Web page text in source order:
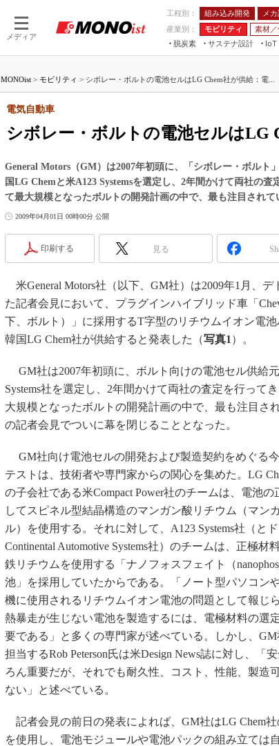
メディア
工程別： 組み込み開発 メ
産業別：
モビリティ 素材
脱炭素
サステナ設計
IoT
つながる工場AI×設備保全 JIMTOF
IIFES
ジャパン
日本もの
産業オー
MONOist > モビリティ > シボレー・ボルトの電池セルはLG Chem社が供給：電...
シボレー・ボルトの電池セルはLG
電気自動車
General Motors（GM）は2007年初頭に、「シボレー・ボルト
国LG Chemと米A123 Systemsを選定し、2年間かけて両社の
て最大規模となったボルトの開発計画の中で、最も注目されて
2009年04月01日 00時00分 公開
印刷する 見る
米General Motors社（以下、GM社）は2009年1月、
た記者会見において、プラグインハイブリッド車「
下、ボルト）」に採用するT字型のリチウムイオン電池
韓国LG Chem社が供給すると発表した（写真1 ）。
GM社は2007年初頭に、ボルト向けの電池セル供給
Systems社を選定し、2年間かけて両社の査定を行って
大規模となったボルトの開発計画の中で、最も注目さ
の記者会見でついに幕を閉じることとなった。
GM社向け電池セルの開発および製造契約をめぐる
テストは、技術者や専門家からの関心を集めた。LG
の子会社である米Compact Power社のチームは、電池の
してスピネル型結晶構造のマンガン酸リチウム（マン
ル）を使用する。それに対して、A123 Systems社（と
Continental Automotive Systems社）のチームは、正極材
鉄リチウムを使用する「ナノフォスフェイト（
池」を採用していたからである。「ノート型パソコン
機に使用されるリチウムイオン電池の問題として報じ
熱暴走が生じない電池を製造するには、電極材料の選
要である」と多くの専門家が述べている。しかし、
担当するRob Peterson氏は米Design News誌に対し、「
ろん重要だが、それでも耐久性、コスト、性能、製造
ない」と述べている。
記者会見の前日の発表によれば、GM社はLG Chem
を使用し、電池モジュールや電池パックの組み立ては